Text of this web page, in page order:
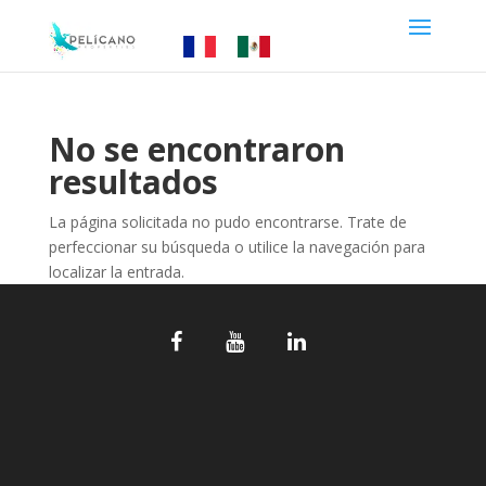
No se encontraron
resultados
La página solicitada no pudo encontrarse. Trate de
perfeccionar su búsqueda o utilice la navegación para
localizar la entrada.